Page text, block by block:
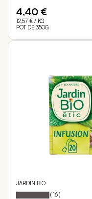
4,40 €
12,57 € / KG
POT DE 350G
JARDIN BIO
Notation: 95
% of
( 16 )